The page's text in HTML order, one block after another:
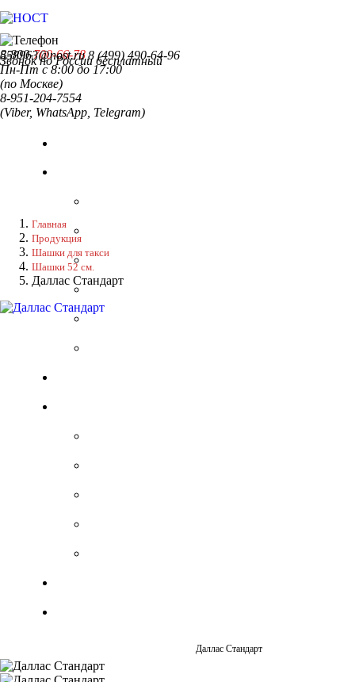
8-800-700-66-78
Звонок по России бесплатный
558963@nost.ru 8 (499) 490-64-96
Пн-Пт с 8:00 до 17:00
(по Москве)
8-951-204-7554
(Viber, WhatsApp, Telegram)
Главная
Продукция
Шашки для такси
Шашки 52 см.
Даллас Стандарт
Даллас Стандарт